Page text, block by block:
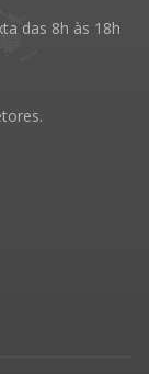
das 8h às 18h